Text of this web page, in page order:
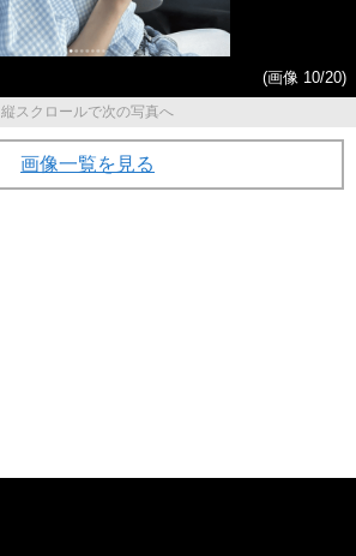
(画像 10/20)
縦スクロールで次の写真へ
画像一覧を見る